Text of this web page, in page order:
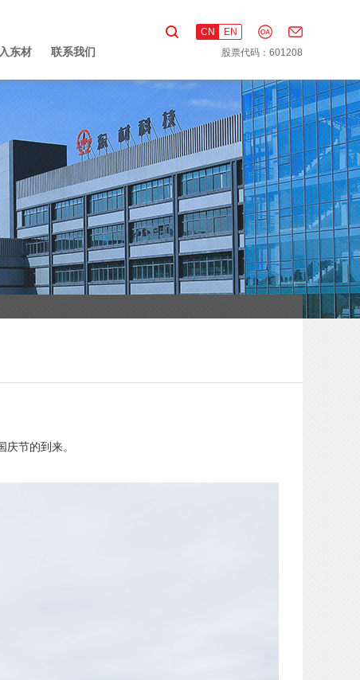
东材 联系我们
CN
EN
股票代码：601208
节的到来。